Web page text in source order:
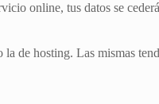
online, tus datos se
de hosting. Las mismas